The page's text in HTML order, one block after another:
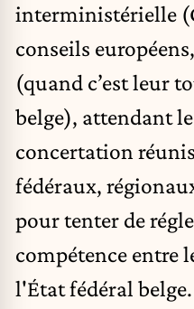
interministérielle
conseils
(quand c’est leur
belge), attendant
concertation
fédéraux,
pour tenter de
compétence entre
l'État fédéral